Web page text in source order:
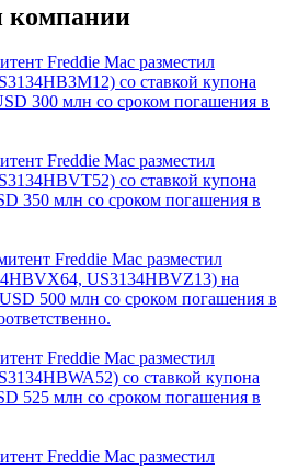
компании
Freddie Mac разместил
со ставкой купона
300 млн со сроком погашения в
Freddie Mac разместил
со ставкой купона
350 млн со сроком погашения в
Freddie Mac разместил
US3134HBVZ13) на
500 млн со сроком погашения в
Freddie Mac разместил
со ставкой купона
525 млн со сроком погашения в
Freddie Mac разместил